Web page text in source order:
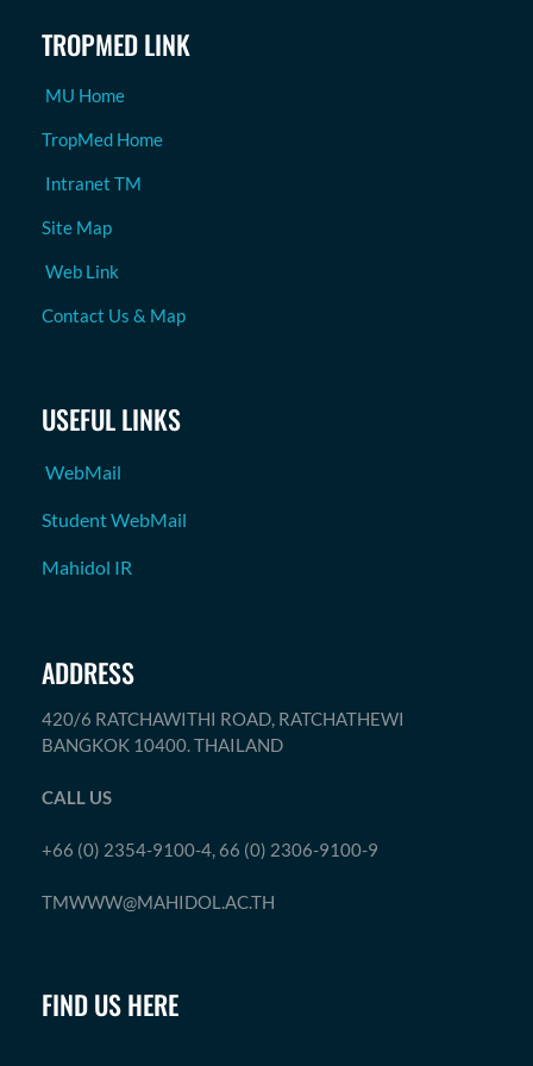
TROPMED LINK
MU Home
TropMed Home
Intranet TM
Site Map
Web Link
Contact Us & Map
USEFUL LINKS
WebMail
Student WebMail
Mahidol IR
ADDRESS
420/6 RATCHAWITHI ROAD, RATCHATHEWI
BANGKOK 10400. THAILAND
CALL US
+66 (0) 2354-9100-4, 66 (0) 2306-9100-9
TMWWW@MAHIDOL.AC.TH
FIND US HERE